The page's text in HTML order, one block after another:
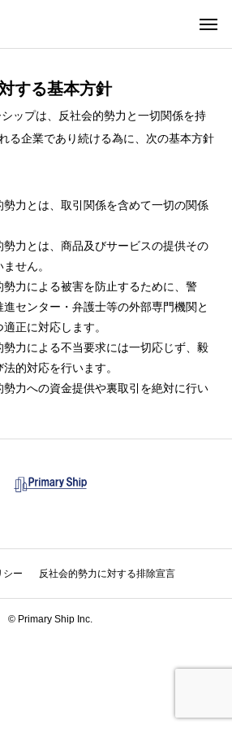
する基本方針
ップは、反社会的勢力と一切関係を持
る企業であり続ける為に、次の基本方針
力とは、取引関係を含めて一切の関係
力とは、商品及びサービスの提供その
せん。
力による被害を防止するために、警
センター・弁護士等の外部専門機関と
正に対応します。
力による不当要求には一切応じず、毅
的対応を行います。
力への資金提供や裏取引を絶対に行い
シー 反社会的勢力に対する排除宣言
© Primary Ship Inc.